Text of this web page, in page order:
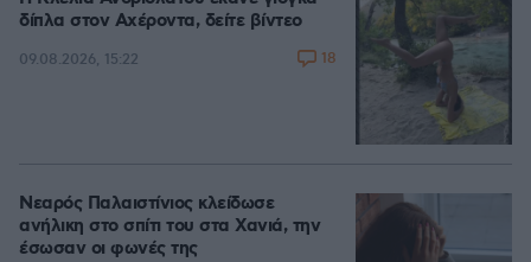
δίπλα στον Αχέροντα, δείτε βίντεο
09.08.2026, 15:22 18
Νεαρός Παλαιστίνιος κλείδωσε
ανήλικη στο σπίτι του στα Χανιά, την
έσωσαν οι φωνές της